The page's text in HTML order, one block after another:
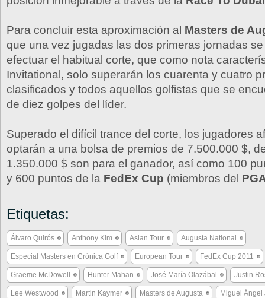
Para concluir esta aproximación al Masters de
que una vez jugadas las dos primeras jornadas
efectuar el habitual corte, que como nota
Invitational, solo superarán los cuarenta y cuatro
clasificados y todos aquellos golfistas que se
de diez golpes del líder.
Superado el difícil trance del corte, los jugadores
optarán a una bolsa de premios de 7.500.000 $,
1.350.000 $ son para el ganador, así como 100
y 600 puntos de la FedEx Cup (miembros del
Etiquetas:
Álvaro Quirós Anthony Kim Asian Tour Augusta National
Especial Masters en Crónica Golf European Tour FedEx Cup 2011
Graeme McDowell Hunter Mahan José María Olazábal Justin
Lee Westwood Martin Kaymer Masters de Augusta Miguel Ángel